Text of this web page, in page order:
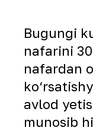
Bugungi
nafarini
nafardan
avlod
munosib